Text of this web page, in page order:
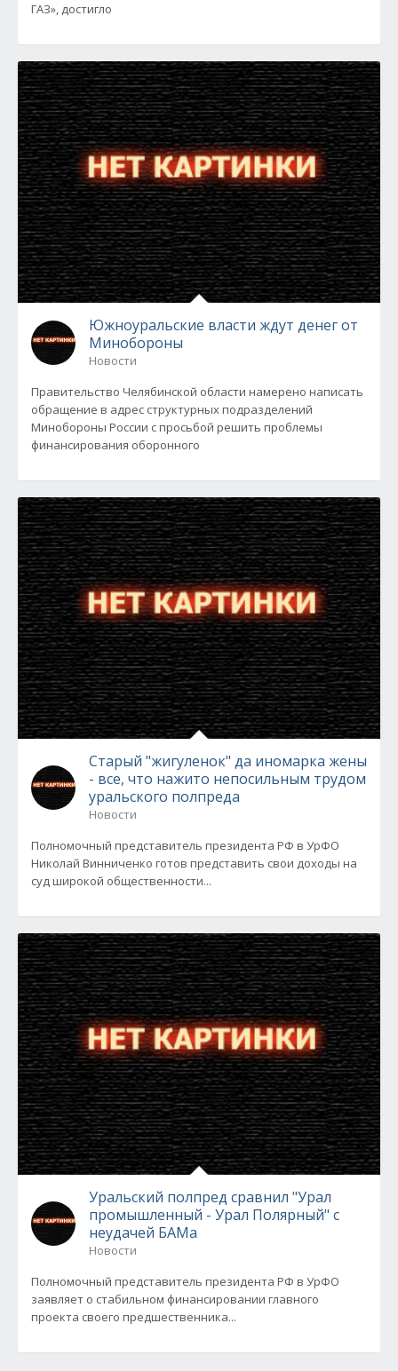
ГАЗ», достигло
Южноуральские власти ждут денег от
Минобороны
Новости
Правительство Челябинской области намерено написать
обращение в адрес структурных подразделений
Минобороны России с просьбой решить проблемы
финансирования оборонного
Старый "жигуленок" да иномарка жены
- все, что нажито непосильным трудом
уральского полпреда
Новости
Полномочный представитель президента РФ в УрФО
Николай Винниченко готов представить свои доходы на
суд широкой общественности...
Уральский полпред сравнил "Урал
промышленный - Урал Полярный" с
неудачей БАМа
Новости
Полномочный представитель президента РФ в УрФО
заявляет о стабильном финансировании главного
проекта своего предшественника...